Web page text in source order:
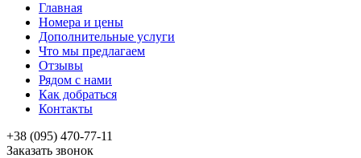
Главная
Номера и цены
Дополнительные услуги
Что мы предлагаем
Отзывы
Рядом с нами
Как добраться
Контакты
+38 (095) 470-77-11
Заказать звонок